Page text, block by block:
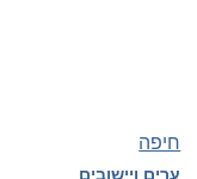
חיפה
ערים ויישובים